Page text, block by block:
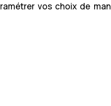
vos choix de